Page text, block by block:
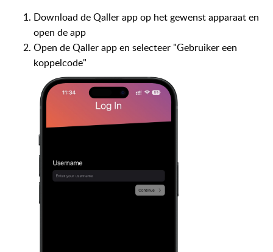
Download de Qaller app op het gewenst apparaat en
open de app
Open de Qaller app en selecteer "Gebruiker een
koppelcode"